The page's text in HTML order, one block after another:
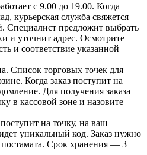
с 9.00 до 19.00. Когда
курьерская служба свяжется
Специалист предложит выбрать
и уточнит адрес. Осмотрите
и соответствие указанной
Список торговых точек для
Когда заказ поступит на
Для получения заказа
в кассовой зоне и назовите
на точку, на ваш
уникальный код. Заказ нужно
постамата. Срок хранения — 3